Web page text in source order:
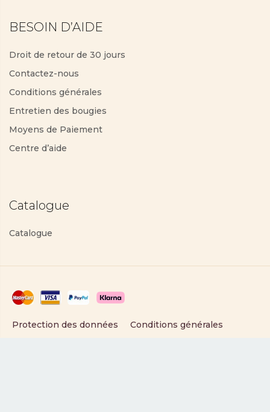
BESOIN D’AIDE
Droit de retour de 30 jours
Contactez-nous
Conditions générales
Entretien des bougies
Moyens de Paiement
Centre d’aide
Catalogue
Catalogue
Protection des données Conditions générales